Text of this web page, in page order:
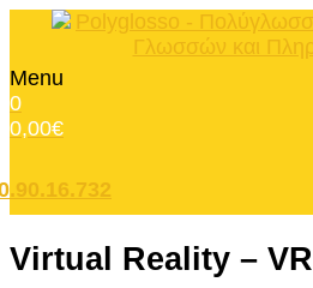
Menu
0
0,00€
Virtual Reality – VR